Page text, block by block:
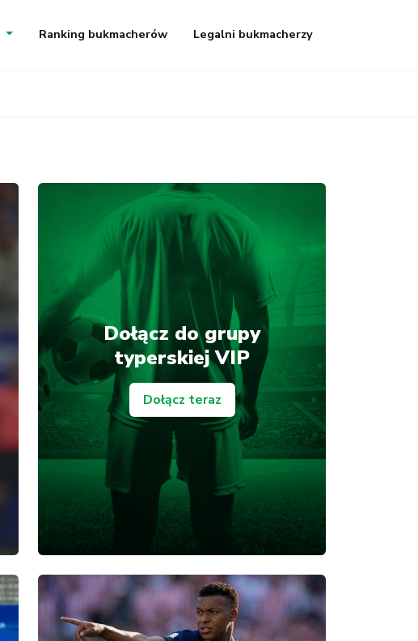
Ranking bukmacherów Legalni bukmacherzy
Dołącz do grupy
typerskiej VIP
Dołącz teraz